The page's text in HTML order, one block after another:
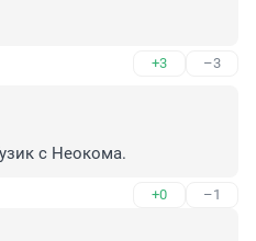
+3 –3
с Неокома.
+0 –1